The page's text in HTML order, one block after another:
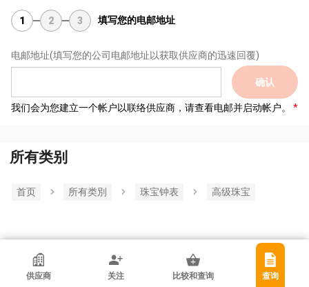
1 2 3 填写您的电邮地址
电邮地址(填写您的公司电邮地址以获取供应商的迅速回覆)
确认
我们会为您建立一个帐户以联络供应商，请查看电邮并启动帐户。
所有类别
首页 所有类別 珠宝钟表 高级珠宝
香港贸发局参展商
Linea 2V Argenteria Srl
供应商 关注 比较和查询 查询